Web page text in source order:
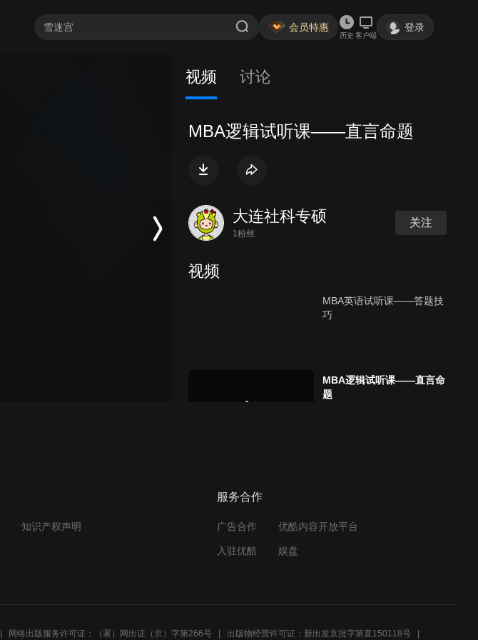
会员特惠
历史 客户端
登录
视频 讨论
MBA逻辑试听课——直言命题
大连社科专硕
1粉丝
关注
视频
MBA英语试听课——答题技
巧
MBA逻辑试听课——直言命
题
知识产权声明
服务合作
广告合作 优酷内容开放平台
入驻优酷 娱盘
网络出版服务许可证：（署）网出证（京）字第266号 出版物经营许可证：新出发京批字第直150118号